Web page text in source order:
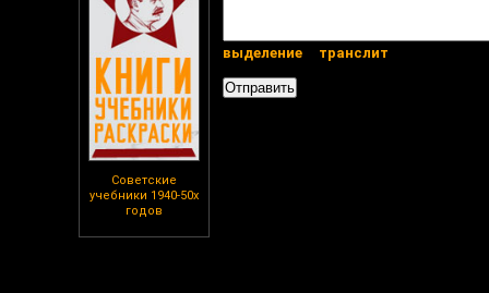
Советские
учебники 1940-50х
годов
выделение транслит